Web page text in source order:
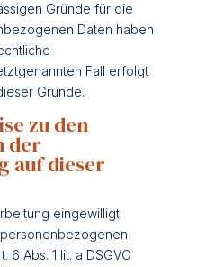
Gründe für die
Daten haben
Fall erfolgt
Gründe.
zu den
der
auf dieser
eingewilligt
6 Abs. 1 lit. a DSGVO